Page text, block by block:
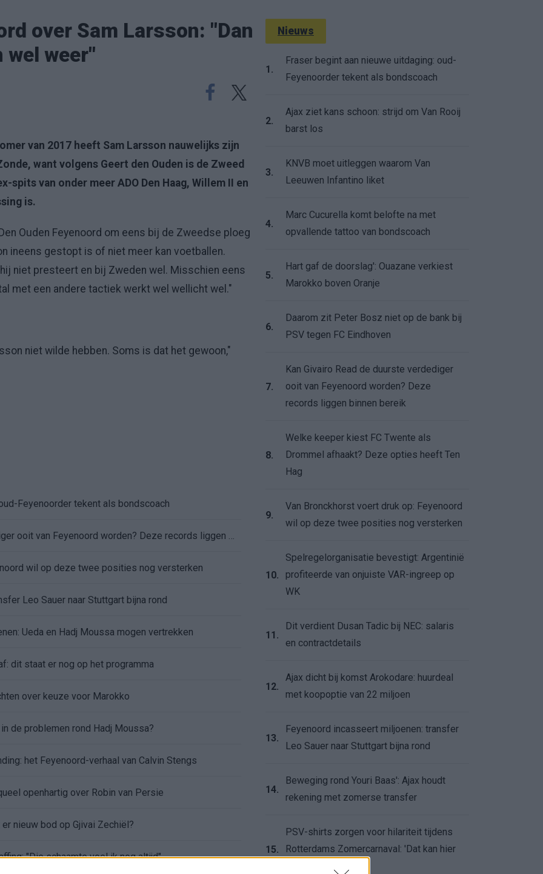
over Sam Larsson: "Dan
weer"
van 2017 heeft Sam Larsson nauwelijks zijn
want volgens Geert den Ouden is de Zweed
spits van onder meer ADO Den Haag, Willem II en
is.
Ouden Feyenoord om eens bij de Zweedse ploeg
ineens gestopt is of niet meer kan voetballen.
niet presteert en bij Zweden wel. Misschien eens
met een andere tactiek werkt wel wellicht wel."
niet wilde hebben. Soms is dat het gewoon,"
Feyenoorder tekent als bondscoach
wil op deze twee posities nog versterken
Leo Sauer naar Stuttgart bijna rond
Ueda en Hadj Moussa mogen vertrekken
dit staat er nog op het programma
over keuze voor Marokko
de problemen rond Hadj Moussa?
het Feyenoord-verhaal van Calvin Stengs
openhartig over Robin van Persie
nieuw bod op Gjivai Zechiël?
"Die schaamte voel ik nog altijd"
Nieuws
1.
Fraser begint aan nieuwe uitdaging: oud-
Feyenoorder tekent als bondscoach
2.
Ajax ziet kans schoon: strijd om Van Rooij
barst los
3.
KNVB moet uitleggen waarom Van
Leeuwen Infantino liket
4.
Marc Cucurella komt belofte na met
opvallende tattoo van bondscoach
5.
Hart gaf de doorslag': Ouazane verkiest
Marokko boven Oranje
6.
Daarom zit Peter Bosz niet op de bank bij
PSV tegen FC Eindhoven
7.
Kan Givairo Read de duurste verdediger
ooit van Feyenoord worden? Deze
records liggen binnen bereik
8.
Welke keeper kiest FC Twente als
Drommel afhaakt? Deze opties heeft Ten
Hag
9.
Van Bronckhorst voert druk op: Feyenoord
wil op deze twee posities nog versterken
10.
Spelregelorganisatie bevestigt: Argentinië
profiteerde van onjuiste VAR-ingreep op
WK
11.
Dit verdient Dusan Tadic bij NEC: salaris
en contractdetails
12.
Ajax dicht bij komst Arokodare: huurdeal
met koopoptie van 22 miljoen
13.
Feyenoord incasseert miljoenen: transfer
Leo Sauer naar Stuttgart bijna rond
14.
Beweging rond Youri Baas': Ajax houdt
rekening met zomerse transfer
15.
PSV-shirts zorgen voor hilariteit tijdens
Rotterdams Zomercarnaval: 'Dat kan hier